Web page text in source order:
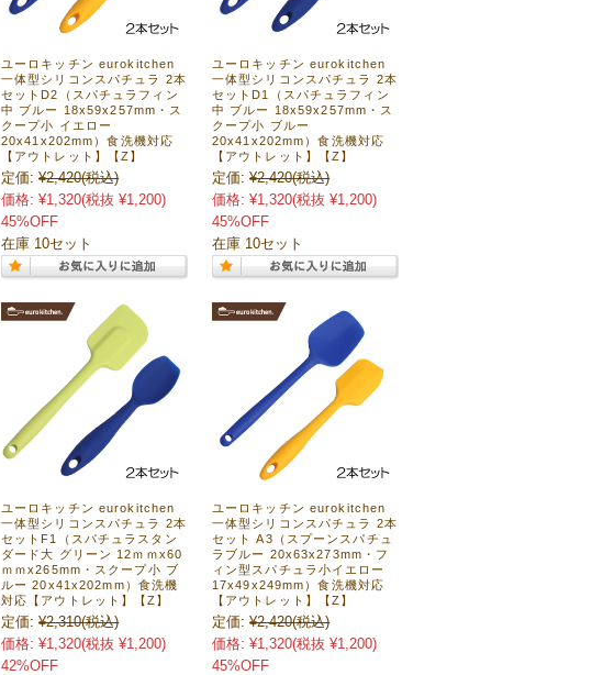
ユーロキッチン eurokitchen
一体型シリコンスパチュラ 2本
セットD2（スパチュラフィン
中 ブルー 18x59x257mm・ス
クープ小 イエロー
20x41x202mm）食洗機対応
【アウトレット】【Z】
定価: ¥2,420(税込)
価格: ¥1,320(税抜 ¥1,200)
45%OFF
在庫 10セット
ユーロキッチン eurokitchen
一体型シリコンスパチュラ 2本
セットD1（スパチュラフィン
中 ブルー 18x59x257mm・ス
クープ小 ブルー
20x41x202mm）食洗機対応
【アウトレット】【Z】
定価: ¥2,420(税込)
価格: ¥1,320(税抜 ¥1,200)
45%OFF
在庫 10セット
ユーロキッチン eurokitchen
一体型シリコンスパチュラ 2本
セットF1（スパチュラスタン
ダード大 グリーン 12ｍｍx60
ｍｍx265mm・スクープ小 ブ
ルー 20x41x202mm）食洗機
対応【アウトレット】【Z】
定価: ¥2,310(税込)
価格: ¥1,320(税抜 ¥1,200)
42%OFF
ユーロキッチン eurokitchen
一体型シリコンスパチュラ 2本
セット A3（スプーンスパチュ
ラブルー 20x63x273mm・フ
ィン型スパチュラ小イエロー
17x49x249mm）食洗機対応
【アウトレット】【Z】
定価: ¥2,420(税込)
価格: ¥1,320(税抜 ¥1,200)
45%OFF